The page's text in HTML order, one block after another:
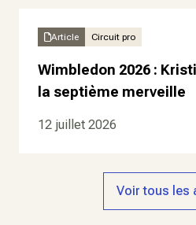
Article Circuit pro
Wimbledon 2026 :
la septième merveille
12 juillet 2026
Voir tous les